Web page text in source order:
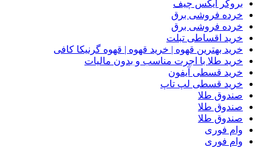
بروکر ایکس چیف
خرده فروشی برق
خرده فروشی برق
خرید اقساطی تبلت
خرید بهترین قهوه | خرید قهوه | قهوه گرنیکا کافی
خرید طلا با اجرت مناسب و بدون مالیات
خرید قسطی آیفون
خرید قسطی لپ تاپ
صندوق طلا
صندوق طلا
صندوق طلا
وام فوری
وام فوری